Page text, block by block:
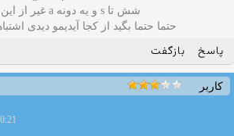
شش تا s و یه دونه a غیر از این فیکه
حتما حتما بگید از کجا آیدیمو دیدی
پاسخ بازگفت
کاربر